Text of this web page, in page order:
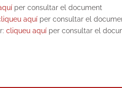
per consultar el document
aquí per consultar el
cliqueu aquí per consultar el